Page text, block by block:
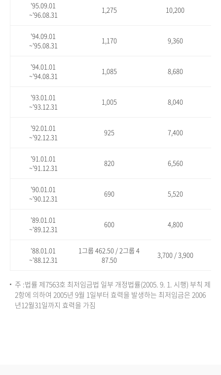
'95.09.01
~'96.08.31
1,275 10,200
'94.09.01
~'95.08.31
1,170 9,360
'94.01.01
~'94.08.31
1,085 8,680
'93.01.01
~'93.12.31
1,005 8,040
'92.01.01
~'92.12.31
925 7,400
'91.01.01
~'91.12.31
820 6,560
'90.01.01
~'90.12.31
690 5,520
'89.01.01
~'89.12.31
600 4,800
'88.01.01
~'88.12.31
1그룹 462.50 / 2그룹 4
87.50
3,700 / 3,900
주 :법률 제7563호 최저임금법 일부 개정법률(2005. 9. 1. 시행) 부칙 제
2항에 의하여 2005년 9월 1일부터 효력을 발생하는 최저임금은 2006
년12월31일까지 효력을 가짐